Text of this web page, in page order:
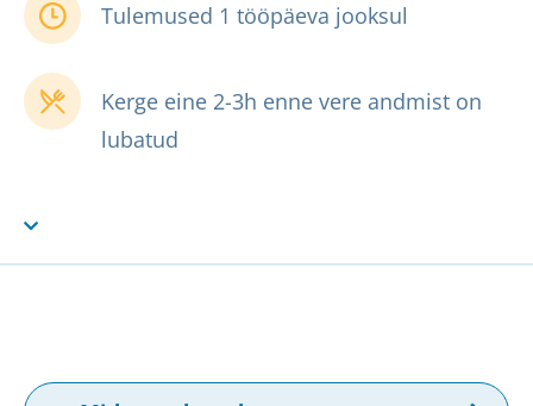
Tulemused 1 tööpäeva jooksul
Kerge eine 2-3h enne vere andmist on
lubatud